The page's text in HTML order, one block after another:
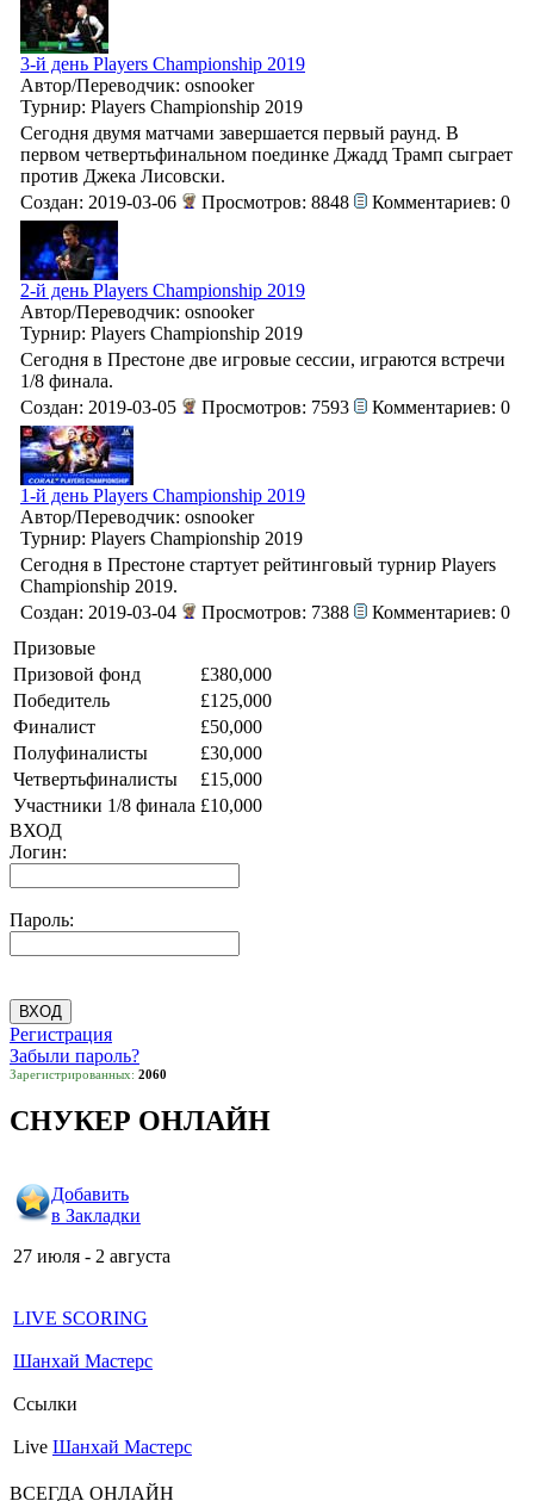
3-й день Players Championship 2019
Автор/Переводчик: osnooker
Турнир: Players Championship 2019
Сегодня двумя матчами завершается первый раунд. В
первом четвертьфинальном поединке Джадд Трамп сыграет
против Джека Лисовски.
Создан: 2019-03-06
Просмотров: 8848 Комментариев: 0
2-й день Players Championship 2019
Автор/Переводчик: osnooker
Турнир: Players Championship 2019
Сегодня в Престоне две игровые сессии, играются встречи
1/8 финала.
Создан: 2019-03-05
Просмотров: 7593 Комментариев: 0
1-й день Players Championship 2019
Автор/Переводчик: osnooker
Турнир: Players Championship 2019
Сегодня в Престоне стартует рейтинговый турнир Players
Championship 2019.
Создан: 2019-03-04
Просмотров: 7388
Комментариев: 0
Призовые
Призовой фонд
£380,000
Победитель
£125,000
Финалист
£50,000
Полуфиналисты
£30,000
Четвертьфиналисты
£15,000
Участники 1/8 финала £10,000
ВХОД
Логин:
Пароль:
Регистрация
Забыли пароль?
Зарегистрированных: 2060
СНУКЕР ОНЛАЙН
Добавить
в Закладки
27 июля - 2 августа
LIVE SCORING
Шанхай Мастерс
Ссылки
Live Шанхай Мастерс
ВСЕГДА ОНЛАЙН